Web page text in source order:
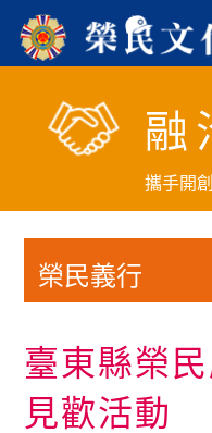
主
融
攜手開
榮民義行
臺東縣榮
見歡活動